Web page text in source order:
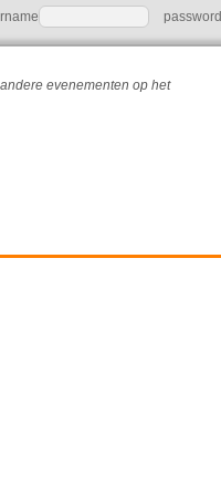
password
evenementen op het